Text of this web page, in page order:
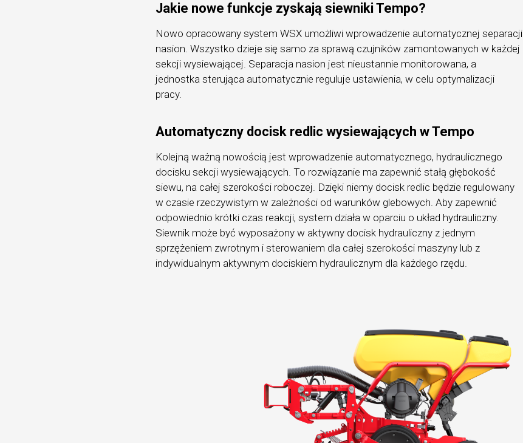
Jakie nowe funkcje zyskają siewniki Tempo?
Nowo opracowany system WSX umożliwi wprowadzenie automatycznej separacji
nasion. Wszystko dzieje się samo za sprawą czujników zamontowanych w każdej
sekcji wysiewającej. Separacja nasion jest nieustannie monitorowana, a
jednostka sterująca automatycznie reguluje ustawienia, w celu optymalizacji
pracy.
Automatyczny docisk redlic wysiewających w Tempo
Kolejną ważną nowością jest wprowadzenie automatycznego, hydraulicznego
docisku sekcji wysiewających. To rozwiązanie ma zapewnić stałą głębokość
siewu, na całej szerokości roboczej. Dzięki niemy docisk redlic będzie regulowany
w czasie rzeczywistym w zależności od warunków glebowych. Aby zapewnić
odpowiednio krótki czas reakcji, system działa w oparciu o układ hydrauliczny.
Siewnik może być wyposażony w aktywny docisk hydrauliczny z jednym
sprzężeniem zwrotnym i sterowaniem dla całej szerokości maszyny lub z
indywidualnym aktywnym dociskiem hydraulicznym dla każdego rzędu.